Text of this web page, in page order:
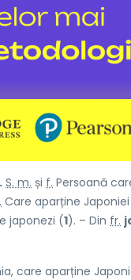
S. m. și f. Persoană
Care aparține
japonezi (1). – Din fr.
care aparține